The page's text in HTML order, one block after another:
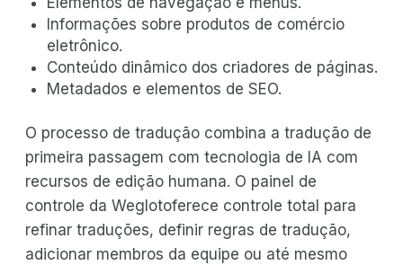
Informações sobre produtos de comércio
eletrônico.
Conteúdo dinâmico dos criadores de páginas.
Metadados e elementos de SEO.
O processo de tradução combina a tradução de
primeira passagem com tecnologia de IA com
recursos de edição humana. O painel de
controle da Weglotoferece controle total para
refinar traduções, definir regras de tradução,
adicionar membros da equipe ou até mesmo